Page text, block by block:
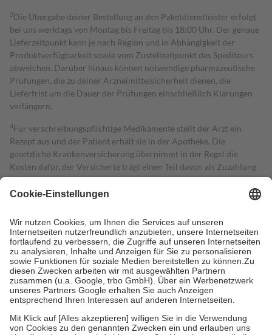
3Die Übergabe deiner Bestellung an den Paketdienstleister erfolgt
bei uns werktags von Montag bis Freitag bis 18:00 Uhr. Der genaue
Lieferzeitpunkt kann je nach Region und in Abhängigkeit der
Produktverfügbarkeit sowie vom Zustellzeitpunkt des Spediteurs
abweichen. Darüber hinaus können notwendige pharmazeutische
Prüfungen, die zu deiner Arzneimittelsicherheit dienen, die
Lieferfrist um die Dauer der Prüfungen einschließlich Klärungen
verlängern.
4Für verschreibungspflichtige Medikamente stellt der Arzt ein
Rezept aus und der Patient erhält sie in der Apotheke. Die
gesetzliche Krankenversicherung übernimmt in der Regel die
Kosten dafür, der Versicherte trägt einen Teil davon als Zuzahlung
mit.
Grundsätzlich leisten Mitglieder Zuzahlungen in Höhe von zehn
höchstens zehn Euro.
Es sind jedoch nie mehr als die tatsächlichen
Kosten der Leistung zu entrichten.
Diese Regeln gelten grundsätzlich auch für Online-Apotheken.
Bei Heilmitteln und häuslicher Krankenpflege beträgt die
Zuzahlung zehn Prozent der Kosten sowie zehn Euro je
Verordnung.
Um das Engagement der Versicherten für ihre eigene Gesundheit zu
stärken und die besondere Stellung der Familie zu unterstützen,
fallenkeine Zuzahlungenan bei:
• Kindern und Jugendlichen bis zum vollendeten 18. Lebensjahr